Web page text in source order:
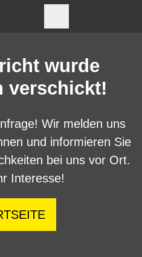
wurde
verschickt!
Wir melden uns
und informieren Sie
bei uns vor Ort.
Interesse!